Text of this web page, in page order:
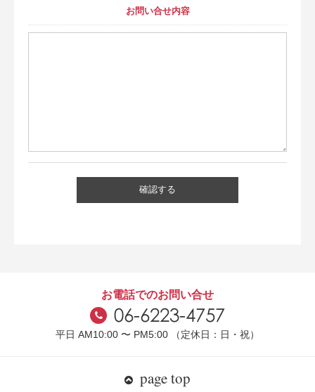
お問い合せ内容
お電話でのお問い合せ
平日 AM10:00 〜 PM5:00 （定休日：日・祝）
page top